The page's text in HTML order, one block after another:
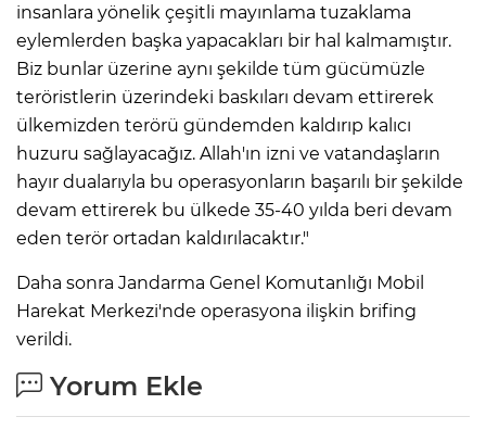
insanlara yönelik çeşitli mayınlama tuzaklama
eylemlerden başka yapacakları bir hal kalmamıştır.
Biz bunlar üzerine aynı şekilde tüm gücümüzle
teröristlerin üzerindeki baskıları devam ettirerek
ülkemizden terörü gündemden kaldırıp kalıcı
huzuru sağlayacağız. Allah'ın izni ve vatandaşların
hayır dualarıyla bu operasyonların başarılı bir şekilde
devam ettirerek bu ülkede 35-40 yılda beri devam
eden terör ortadan kaldırılacaktır."
Daha sonra Jandarma Genel Komutanlığı Mobil
Harekat Merkezi'nde operasyona ilişkin brifing
verildi.
Yorum Ekle